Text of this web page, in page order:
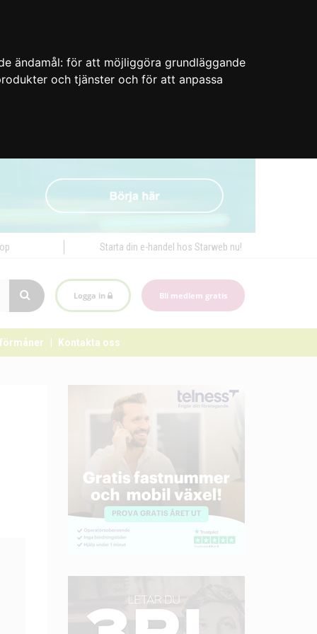
ändamål: för att möjliggöra grundläggande
och tjänster och för att anpassa
Starta din e-handel hos Starweb nu!
Logga in Bli medlem gratis
Kontakta oss